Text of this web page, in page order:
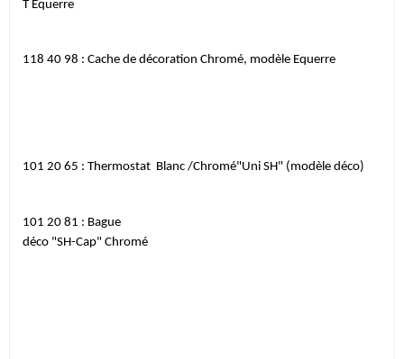
T Equerre
118 40 98 : Cache de décoration Chromé, modèle Equerre
101 20 65 : Thermostat Blanc /Chromé"Uni SH" (modèle déco)
101 20 81 : Bague
déco "SH-Cap" Chromé